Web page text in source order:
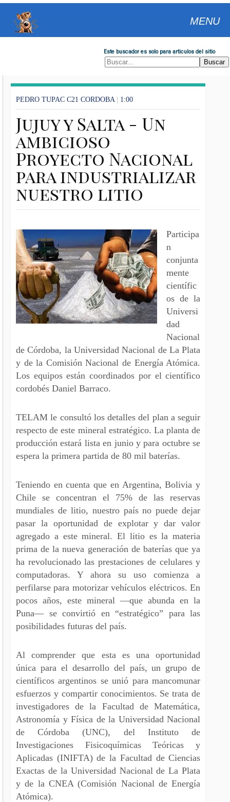
MENU
Este buscador es solo para articulos del sitio
PEDRO TUPAC C21 CORDOBA | 1:00
Jujuy y Salta - Un
ambicioso
Proyecto Nacional
para industrializar
nuestro litio
Participa
n
conjunta
mente
científic
os de la
Universi
dad
Nacional
de Córdoba, la Universidad Nacional de La Plata
y de la Comisión Nacional de Energía Atómica.
Los equipos están coordinados por el científico
cordobés Daniel Barraco.
TELAM le consultó los detalles del plan a seguir
respecto de este mineral estratégico. La planta de
producción estará lista en junio y para octubre se
espera la primera partida de 80 mil baterías.
Teniendo en cuenta que en Argentina, Bolivia y
Chile se concentran el 75% de las reservas
mundiales de litio, nuestro país no puede dejar
pasar la oportunidad de explotar y dar valor
agregado a este mineral. El litio es la materia
prima de la nueva generación de baterías que ya
ha revolucionado las prestaciones de celulares y
computadoras. Y ahora su uso comienza a
perfilarse para motorizar vehículos eléctricos. En
pocos años, este mineral —que abunda en la
Puna— se convirtió en “estratégico” para las
posibilidades futuras del país.
Al comprender que esta es una oportunidad
única para el desarrollo del país, un grupo de
científicos argentinos se unió para mancomunar
esfuerzos y compartir conocimientos. Se trata de
investigadores de la Facultad de Matemática,
Astronomía y Física de la Universidad Nacional
de Córdoba (UNC), del Instituto de
Investigaciones Fisicoquímicas Teóricas y
Aplicadas (INIFTA) de la Facultad de Ciencias
Exactas de la Universidad Nacional de La Plata
y de la CNEA (Comisión Nacional de Energía
Atómica).